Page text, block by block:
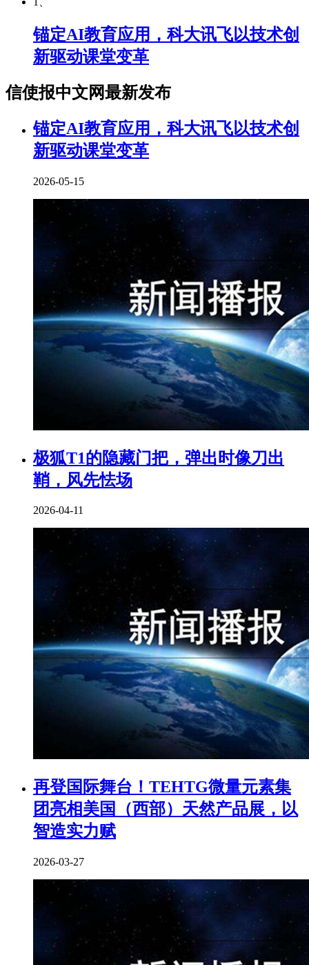
锚定AI教育应用，科大讯飞以技术创
新驱动课堂变革
信使报中文网最新发布
锚定AI教育应用，科大讯飞以技术创
新驱动课堂变革
2026-05-15
极狐T1的隐藏门把，弹出时像刀出
鞘，风先怯场
2026-04-11
再登国际舞台！TEHTG微量元素集
团亮相美国（西部）天然产品展，以
智造实力赋
2026-03-27